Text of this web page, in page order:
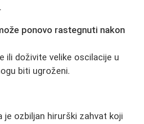
ponovo rastegnuti nakon
ili doživite velike oscilacije u
biti ugroženi.
je ozbiljan hirurški zahvat koji